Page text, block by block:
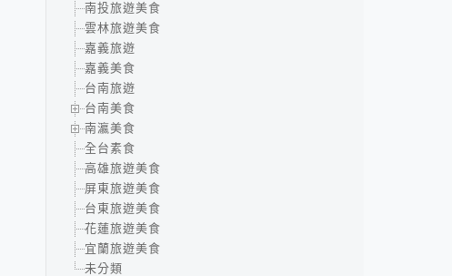
南投旅遊美食
雲林旅遊美食
嘉義旅遊
嘉義美食
台南旅遊
台南美食
南瀛美食
全台素食
高雄旅遊美食
屏東旅遊美食
台東旅遊美食
花蓮旅遊美食
宜蘭旅遊美食
未分類